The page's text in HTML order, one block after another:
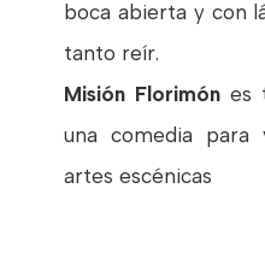
boca abierta y con
tanto reír.
Misión Florimónes
una comedia
artes escénicas